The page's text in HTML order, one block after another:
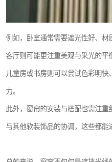
例如，卧室通常需要遮光性好、材
客厅则可能更注重美观与采光的平
儿童房或书房则可以尝试色彩明
力。
此外，窗帘的安装与搭配也需注
与其他软装饰品的协调，这些都能